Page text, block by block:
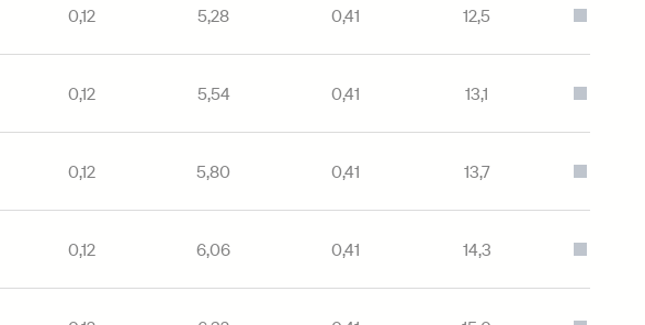
0,12 5,28 0,41 12,5
0,12 5,54 0,41 13,1
0,12 5,80 0,41 13,7
0,12 6,06 0,41 14,3